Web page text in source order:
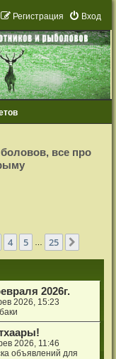
Вход
Регистрация
все про
из 25
4 5 25
2026г.
2026, 15:23
2026, 11:46
объявлений для